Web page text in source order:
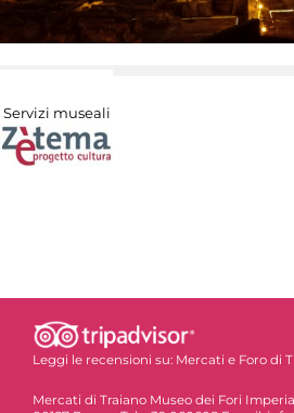
Servizi museali
Leggi le recensioni su: Mercati e Foro di
Mercati di Traiano Museo dei Fori